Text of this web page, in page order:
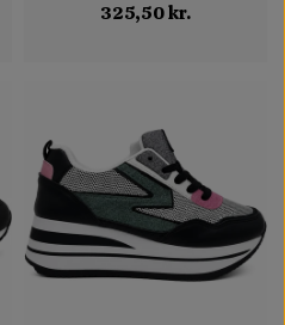
325,50 kr.